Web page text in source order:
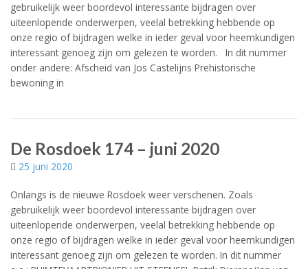
gebruikelijk weer boordevol interessante bijdragen over
uiteenlopende onderwerpen, veelal betrekking hebbende op
onze regio of bijdragen welke in ieder geval voor heemkundigen
interessant genoeg zijn om gelezen te worden. In dit nummer
onder andere: Afscheid van Jos Castelijns Prehistorische
bewoning in
De Rosdoek 174 – juni 2020
25 juni 2020
Onlangs is de nieuwe Rosdoek weer verschenen. Zoals
gebruikelijk weer boordevol interessante bijdragen over
uiteenlopende onderwerpen, veelal betrekking hebbende op
onze regio of bijdragen welke in ieder geval voor heemkundigen
interessant genoeg zijn om gelezen te worden. In dit nummer